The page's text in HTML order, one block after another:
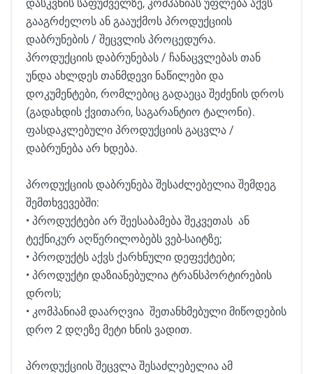
დასკვნის საფუძველზე, კომპანიას უფლება აქვს
გააგრძელოს ან გააუქმოს პროდუქციის
დაბრუნების / შეცვლის პროცედურა.
პროდუქციის დაბრუნებას / ჩანაცვლებას თან
უნდა ახლდეს თანმდევი ნაწილები და
დოკუმენტები, რომლებიც გადაეცა შეძენის დროს
(გადახდის ქვითარი, საგარანტიო ტალონი).
ფასდაკლებული პროდუქციის გაცვლა /
დაბრუნება არ ხდება.
პროდუქციის დაბრუნება შესაძლებელია შემდეგ
შემთხვევებში:
• პროდუქტები არ შეესაბამება შეკვეთას ან
ტექნიკურ აღწერილობებს ვებ-საიტზე;
• პროდუქტს აქვს ქარხნული დეფექტები;
• პროდუქტი დაზიანებულია ტრანსპორტირების
დროს;
• კომპანიამ დაარღვია შეთანხმებული მიწოდების
დრო 2 დღეზე მეტი ხნის ვადით.
პროდუქციის შეცვლა შესაძლებელია ამ